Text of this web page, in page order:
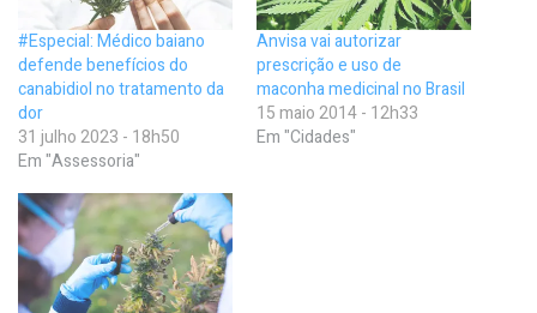
#Especial: Médico baiano
defende benefícios do
canabidiol no tratamento da
dor
31 julho 2023 - 18h50
Em "Assessoria"
Anvisa vai autorizar
prescrição e uso de
maconha medicinal no Brasil
15 maio 2014 - 12h33
Em "Cidades"